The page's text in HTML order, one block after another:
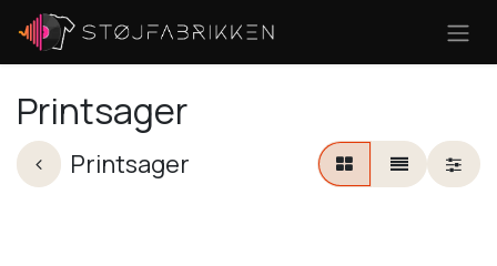
Skip to Content
Printsager
Printsager